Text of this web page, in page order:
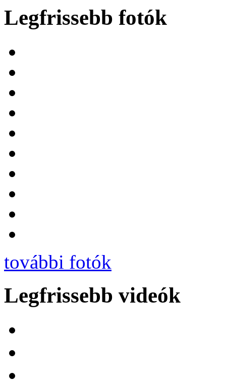
Legfrissebb fotók
további fotók
Legfrissebb videók